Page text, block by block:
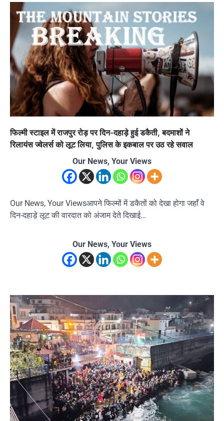
फिल्मी स्टाइल में राजपुर रोड़ पर दिन-दहाड़े हुई डकैती, बदमाशों ने
रिलायंस ज्वेलर्स को लूट लिया, पुलिस के इकबाल पर उठ रहे सवाल
Our News, Your Views
Our News, Your Viewsआपने फिल्मों में डकैतों को देखा होगा जहाँ वे
दिन-दहाड़े लूट की वारदात को अंजाम देते दिखाई…
Our News, Your Views